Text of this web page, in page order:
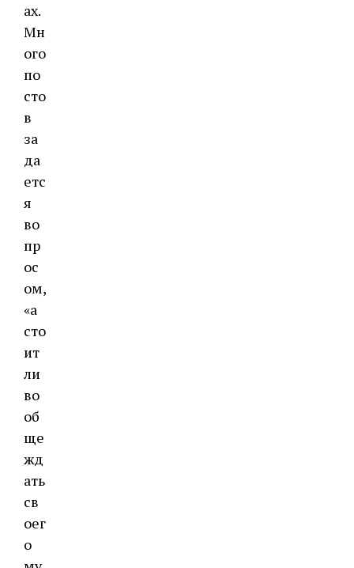
ах.
Мн
ого
по
сто
в
за
да
етс
я
во
пр
ос
ом,
«а
сто
ит
ли
во
об
ще
жд
ать
св
оег
о